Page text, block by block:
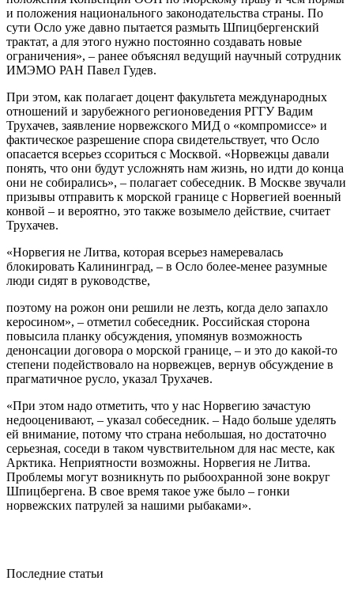
и положения национального законодательства страны. По
сути Осло уже давно пытается размыть Шпицбергенский
трактат, а для этого нужно постоянно создавать новые
ограничения», – ранее объяснял ведущий научный сотрудник
ИМЭМО РАН Павел Гудев.
При этом, как полагает доцент факультета международных
отношений и зарубежного регионоведения РГГУ Вадим
Трухачев, заявление норвежского МИД о «компромиссе» и
фактическое разрешение спора свидетельствует, что Осло
опасается всерьез ссориться с Москвой. «Норвежцы давали
понять, что они будут усложнять нам жизнь, но идти до конца
они не собирались», – полагает собеседник. В Москве звучали
призывы отправить к морской границе с Норвегией военный
конвой – и вероятно, это также возымело действие, считает
Трухачев.
«Норвегия не Литва, которая всерьез намеревалась
блокировать Калининград, – в Осло более-менее разумные
люди сидят в руководстве,
поэтому на рожон они решили не лезть, когда дело запахло
керосином», – отметил собеседник. Российская сторона
повысила планку обсуждения, упомянув возможность
денонсации договора о морской границе, – и это до какой-то
степени подействовало на норвежцев, вернув обсуждение в
прагматичное русло, указал Трухачев.
«При этом надо отметить, что у нас Норвегию зачастую
недооценивают, – указал собеседник. – Надо больше уделять
ей внимание, потому что страна небольшая, но достаточно
серьезная, соседи в таком чувствительном для нас месте, как
Арктика. Неприятности возможны. Норвегия не Литва.
Проблемы могут возникнуть по рыбоохранной зоне вокруг
Шпицбергена. В свое время такое уже было – гонки
норвежских патрулей за нашими рыбаками».
Последние статьи